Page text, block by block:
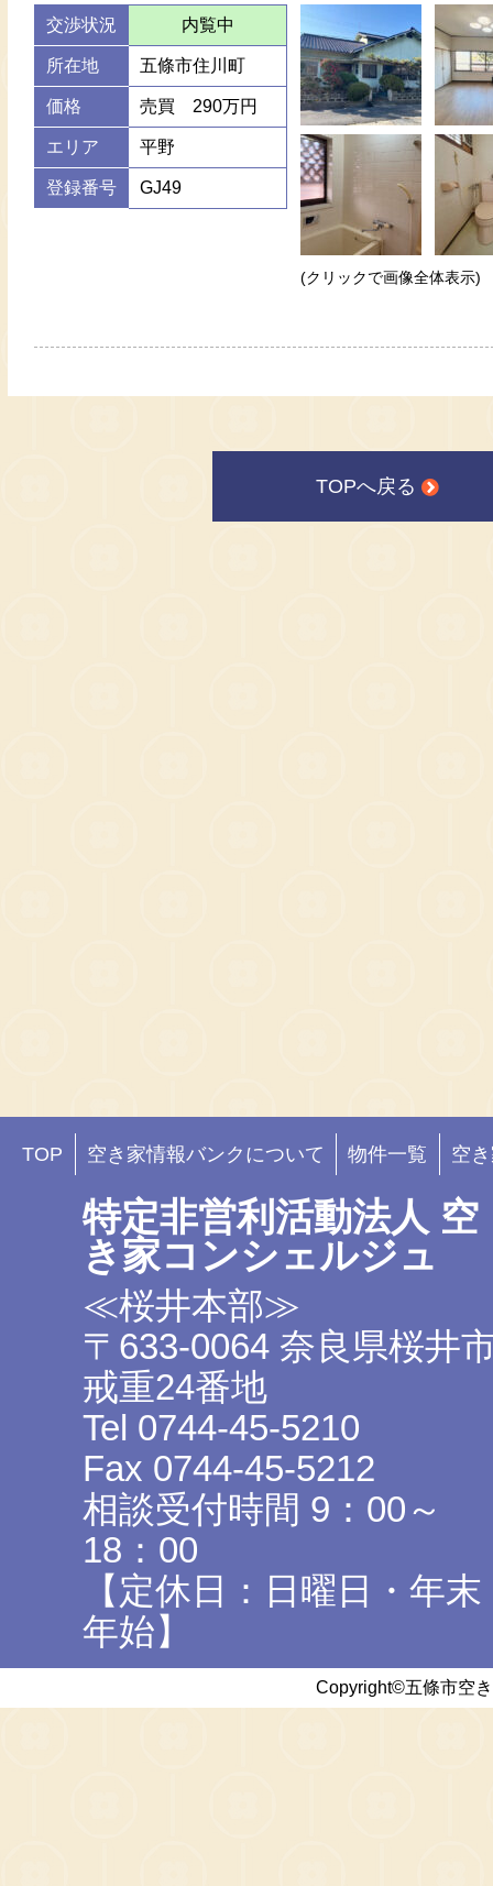
交渉状況 内覧中
所在地 五條市住川町
価格 売買 290万円
エリア 平野
登録番号 GJ49
(クリックで画像全体表示)
TOPへ戻る
TOP 空き家情報バンクについて 物件一覧 空
特定非営利活動法人 空
き家コンシェルジュ
≪桜井本部≫
〒633-0064 奈良県桜井
戒重24番地
Tel 0744-45-5210
Fax 0744-45-5212
相談受付時間 9：00～
18：00
【定休日：日曜日・年末
年始】
Copyright©五條市空